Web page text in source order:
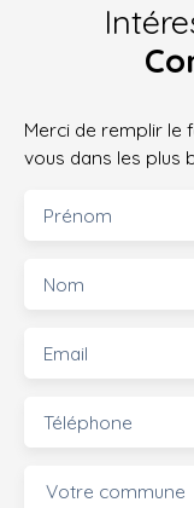
Merci de remplir le
vous dans les plus
Prénom
Nom
Email
Téléphone
Votre commune